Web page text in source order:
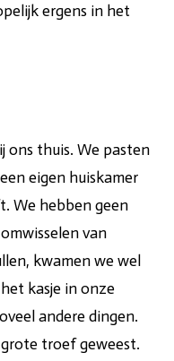
ergens in het
ons thuis. We pasten
eigen huiskamer
We hebben geen
van
kwamen we wel
kasje in onze
andere dingen.
troef geweest.